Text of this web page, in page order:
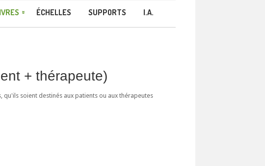
ÉCHELLES SUPPORTS I.A.
+ thérapeute)
qu'ils soient destinés aux patients ou aux thérapeutes